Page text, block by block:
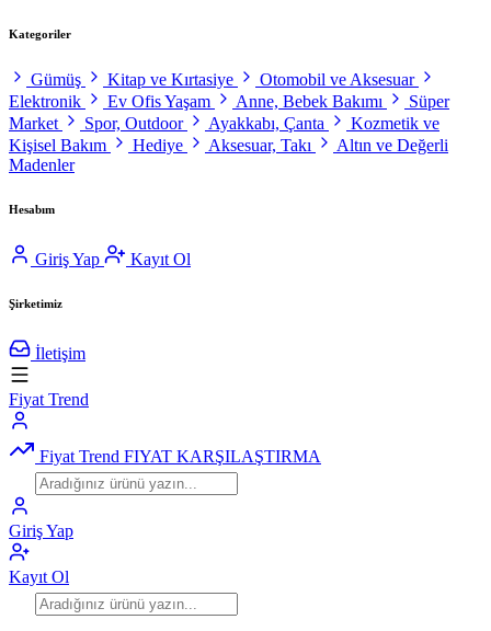
Kategoriler
Gümüş Kitap ve Kırtasiye
Otomobil ve Aksesuar
Elektronik
Ev Ofis Yaşam Anne, Bebek Bakımı
Süper
Market
Spor, Outdoor Ayakkabı, Çanta
Kozmetik ve
Kişisel Bakım
Hediye Aksesuar, Takı
Altın ve Değerli
Madenler
Hesabım
Giriş Yap Kayıt Ol
Şirketimiz
İletişim
Fiyat Trend
Fiyat Trend FIYAT KARŞILAŞTIRMA
Giriş Yap
Kayıt Ol